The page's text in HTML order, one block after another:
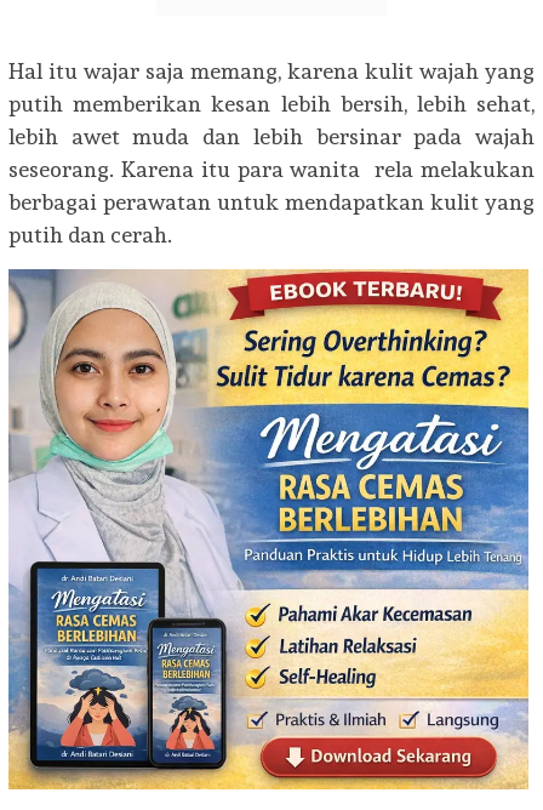
Hal itu wajar saja memang, karena kulit wajah yang
putih memberikan kesan lebih bersih, lebih sehat,
lebih awet muda dan lebih bersinar pada wajah
seseorang. Karena itu para wanita rela melakukan
berbagai perawatan untuk mendapatkan kulit yang
putih dan cerah.